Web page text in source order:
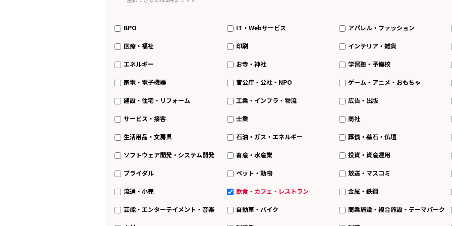
BPO IT・Webサービス アパレル・ファッション
医療・福祉 印刷 インテリア・雑貨
エネルギー お寺・神社 学習塾・予備校
家電・電子機器 官公庁・公社・NPO ゲーム・アニメ・おもちゃ
建設・住宅・リフォーム 工業・インフラ・物流 広告・出版
サービス・接客 士業 商社
生活用品・文房具 石油・ガス・エネルギー 葬儀・墓石・仏壇
ソフトウェア開発・システム開発 畜産・水産業 投資・資産運用
ブライダル ペット・動物 放送・マスコミ
流通・小売 飲食・カフェ・レストラン 金属・鉄鋼
芸能・エンターテイメント・音楽 自動車・バイク 商業施設・複合施設・テーマパーク